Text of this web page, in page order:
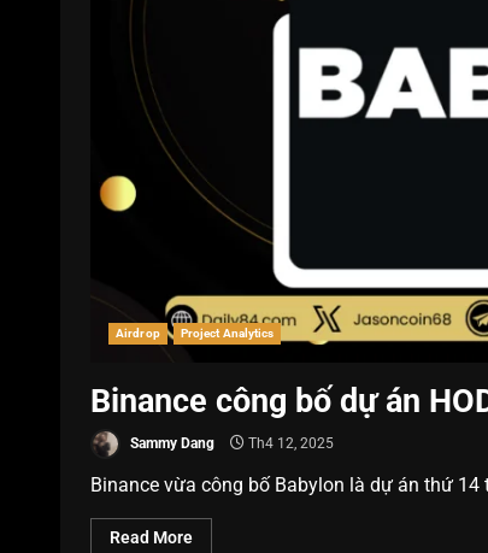
Airdrop Project Analytics
Binance công bố dự án
Sammy Dang Th4 12, 2025
Binance vừa công bố Babylon là dự án thứ
Read More